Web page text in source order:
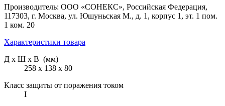
Производитель: ООО «СОНЕКС», Российская Федерация,
117303, г. Москва, ул. Юшуньская М., д. 1, корпус 1, эт. 1 пом.
1 ком. 20
Характеристики товара
Д х Ш х В (мм)
258 х 138 х 80
Класс защиты от поражения током
I